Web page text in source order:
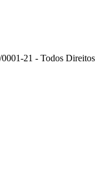
21 - Todos Direitos